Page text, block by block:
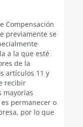
Compensación
previamente se
a la que esté
de la
artículos 11 y
recibir
mayorías
permanecer o
por lo que